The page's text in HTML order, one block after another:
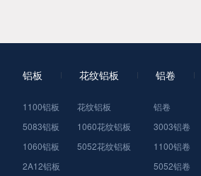
铝板
1100铝板
5083铝板
1060铝板
2A12铝板
花纹铝板
花纹铝板
1060花纹铝板
5052花纹铝板
铝卷
铝卷
3003铝卷
1100铝卷
5052铝卷